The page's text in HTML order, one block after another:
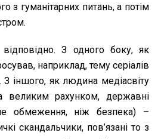
з гуманітарних питань, а потім
З одного боку, як
наприклад, тему серіалів
іншого, як людина медіасвіту
великим рахунком, державні
обмеження, ніж безпека) –
скандальчики, пов’язані то з